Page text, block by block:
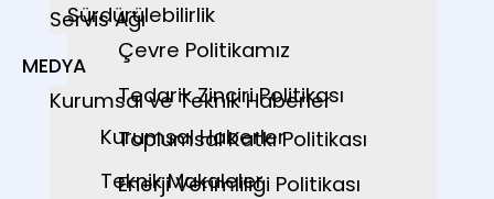
Servis Ağı
MEDYA
Kurumsal ve Teknik Haberler
Kurumsal Haberler
Teknik Makaleler
Sürdürülebilirlik
Çevre Politikamız
Tedarik Zinciri Politikası
Toplumsal Katkı Politikası
Enerji Verimliliği Politikası